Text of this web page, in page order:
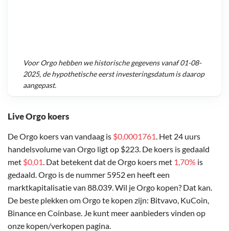
Live Orgo koers
De Orgo koers van vandaag is $0,0001761. Het 24 uurs
handelsvolume van Orgo ligt op $223. De koers is gedaald
met $0,01. Dat betekent dat de Orgo koers met 1,70% is
gedaald. Orgo is de nummer 5952 en heeft een
marktkapitalisatie van 88.039. Wil je Orgo kopen? Dat kan.
De beste plekken om Orgo te kopen zijn: Bitvavo, KuCoin,
Binance en Coinbase. Je kunt meer aanbieders vinden op
onze kopen/verkopen pagina.
VoorOrgohebben we historische gegevens vanaf01-08-
2025, de hypothetische eerst investeringsdatum is daarop
aangepast.